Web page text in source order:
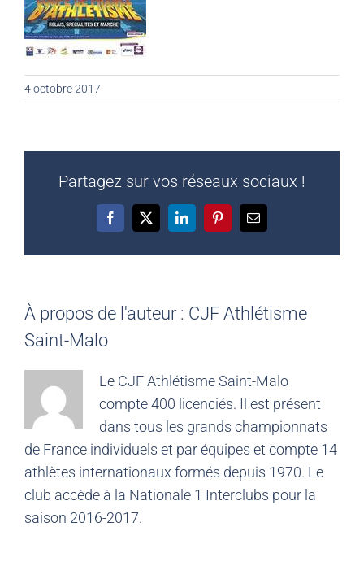
4 octobre 2017
Partagez sur vos réseaux sociaux !
Facebook
X LinkedInPinterestEmail
À propos de l'auteur : CJF Athlétisme
Saint-Malo
Le CJF Athlétisme Saint-Malo
compte 400 licenciés. Il est présent
dans tous les grands championnats
de France individuels et par équipes et compte 14
athlètes internationaux formés depuis 1970. Le
club accède à la Nationale 1 Interclubs pour la
saison 2016-2017.